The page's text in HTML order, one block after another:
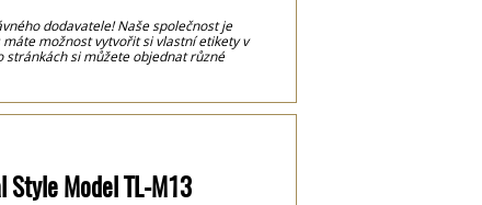
dodavatele! Naše společnost je
možnost vytvořit si vlastní etikety v
si můžete objednat různé
ušetří čas při šití a zpracování v
oděvy a oděvní doplňky, ale také na další
Style Model TL-M13